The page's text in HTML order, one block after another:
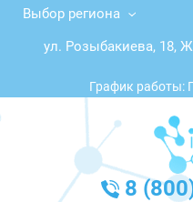
Выбор региона
ул. Розыбакиева, 18,
График работы:
8